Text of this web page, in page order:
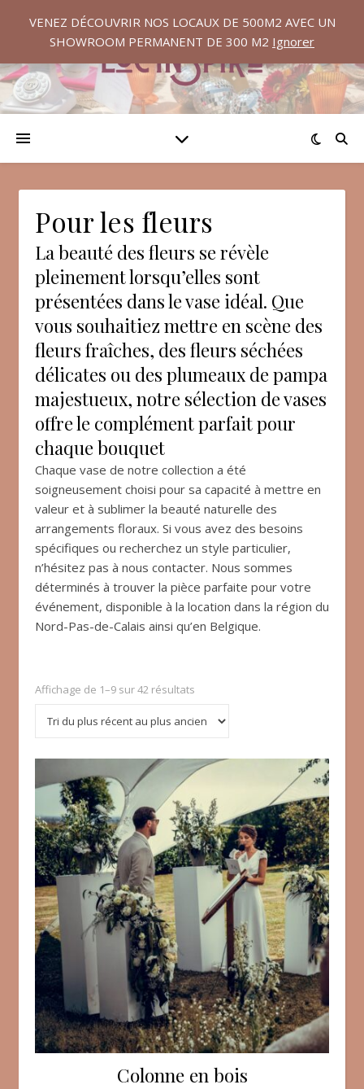
VENEZ DÉCOUVRIR NOS LOCAUX DE 500M2 AVEC UN
SHOWROOM PERMANENT DE 300 M2 Ignorer
Pour les fleurs
La beauté des fleurs se révèle
pleinement lorsqu’elles sont
présentées dans le vase idéal. Que
vous souhaitiez mettre en scène des
fleurs fraîches, des fleurs séchées
délicates ou des plumeaux de pampa
majestueux, notre sélection de vases
offre le complément parfait pour
chaque bouquet
Chaque vase de notre collection a été
soigneusement choisi pour sa capacité à mettre en
valeur et à sublimer la beauté naturelle des
arrangements floraux. Si vous avez des besoins
spécifiques ou recherchez un style particulier,
n’hésitez pas à nous contacter. Nous sommes
déterminés à trouver la pièce parfaite pour votre
événement, disponible à la location dans la région du
Nord-Pas-de-Calais ainsi qu’en Belgique.
Affichage de 1–9 sur 42 résultats
Colonne en bois